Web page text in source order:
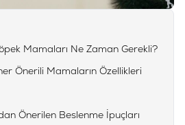
Mamaları Ne Zaman Gerekli?
Önerili Mamaların Özellikleri
Önerilen Beslenme İpuçları